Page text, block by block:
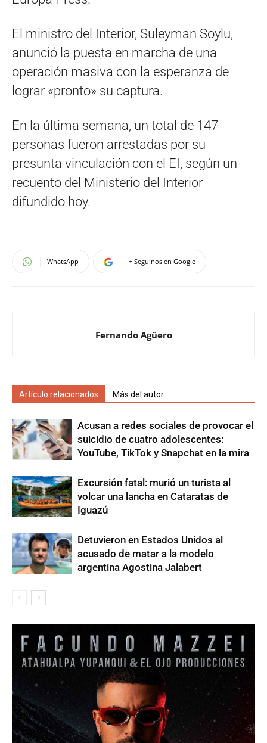
El ministro del Interior, Suleyman Soylu,
anunció la puesta en marcha de una
operación masiva con la esperanza de
lograr «pronto» su captura.
En la última semana, un total de 147
personas fueron arrestadas por su
presunta vinculación con el EI, según un
recuento del Ministerio del Interior
difundido hoy.
WhatsApp + Seguinos en Google
Fernando Agüero
Artículo relacionados Más del autor
Acusan a redes sociales de provocar el
suicidio de cuatro adolescentes:
YouTube, TikTok y Snapchat en la mira
Excursión fatal: murió un turista al
volcar una lancha en Cataratas de
Iguazú
Detuvieron en Estados Unidos al
acusado de matar a la modelo
argentina Agostina Jalabert